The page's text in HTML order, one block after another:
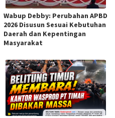
Wabup Debby: Perubahan APBD
2026 Disusun Sesuai Kebutuhan
Daerah dan Kepentingan
Masyarakat